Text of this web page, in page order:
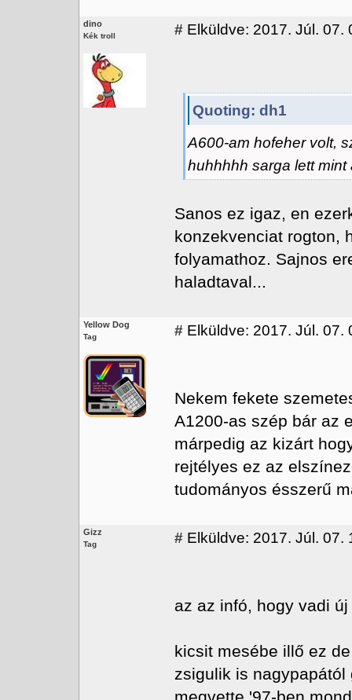
dino
Kék troll # Elküldve: 2017. Júl. 07.
Quoting: dh1
A600-am hofeher volt,
huhhhhh sarga lett mint
Sanos ez igaz, en
konzekvenciat rogton,
folyamathoz. Sajnos
haladtaval...
Yellow Dog
Tag # Elküldve: 2017. Júl. 07.
Nekem fekete
A1200-as szép bár az
márpedig az kizárt
rejtélyes ez az
tudományos ésszerű
Gizz
Tag # Elküldve: 2017. Júl. 07.
az az infó, hogy vadi
kicsit mesébe illő ez
zsigulik is